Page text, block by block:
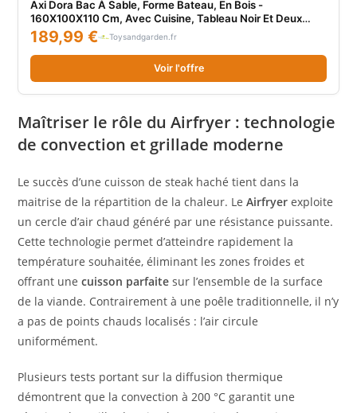
Axi Dora Bac À Sable, Forme Bateau, En Bois -
160X100X110 Cm, Avec Cuisine, Tableau Noir Et Deux
Bacs À Fleurs Bâche De Fond Incluse
189,99 € Toysandgarden.fr
Voir l'offre
Maîtriser le rôle du Airfryer : technologie
de convection et grillade moderne
Le succès d’une cuisson de steak haché tient dans la
maitrise de la répartition de la chaleur. LeAirfryer exploite
un cercle d’air chaud généré par une résistance puissante.
Cette technologie permet d’atteindre rapidement la
température souhaitée, éliminant les zones froides et
offrant unecuisson parfaite sur l’ensemble de la surface
de la viande. Contrairement à une poêle traditionnelle, il n’y
a pas de points chauds localisés : l’air circule
uniformément.
Plusieurs tests portant sur la diffusion thermique
démontrent que la convection à 200 °C garantit une